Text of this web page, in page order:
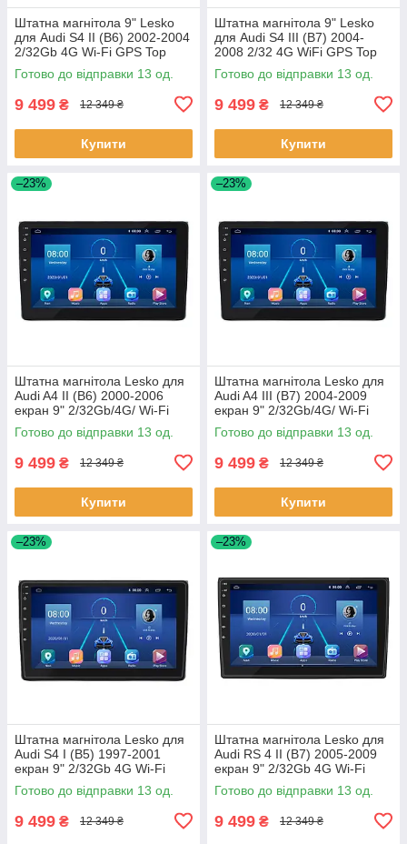
Штатна магнітола 9" Lesko
для Audi S4 II (B6) 2002-2004
2/32Gb 4G Wi-Fi GPS Top
Аудіо 13шт
Готово до відправки 13 од.
9 499 ₴ 12 349 ₴
Купити
Штатна магнітола 9" Lesko
для Audi S4 III (B7) 2004-
2008 2/32 4G WiFi GPS Top
Аудіо 13шт
Готово до відправки 13 од.
9 499 ₴ 12 349 ₴
Купити
–23%
Штатна магнітола Lesko для
Audi A4 II (B6) 2000-2006
екран 9" 2/32Gb/4G/ Wi-Fi
Premium GPS Андроїд 13шт
Готово до відправки 13 од.
9 499 ₴ 12 349 ₴
Купити
–23%
Штатна магнітола Lesko для
Audi A4 III (B7) 2004-2009
екран 9" 2/32Gb/4G/ Wi-Fi
GPS Premium ауді 13 шт.
Готово до відправки 13 од.
9 499 ₴ 12 349 ₴
Купити
–23%
Штатна магнітола Lesko для
Audi S4 I (B5) 1997-2001
екран 9" 2/32Gb 4G Wi-Fi
GPS Top 13шт
Готово до відправки 13 од.
9 499 ₴ 12 349 ₴
–23%
Штатна магнітола Lesko для
Audi RS 4 II (B7) 2005-2009
екран 9" 2/32Gb 4G Wi-Fi
GPS Top Аудіо 13шт
Готово до відправки 13 од.
9 499 ₴ 12 349 ₴